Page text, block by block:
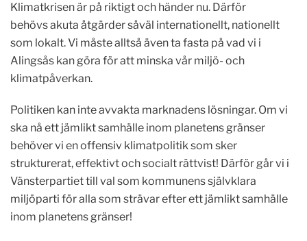
Klimatkrisen är på riktigt och händer nu. Därför
behövs akuta åtgärder såväl internationellt, nationellt
som lokalt. Vi måste alltså även ta fasta på vad vi i
Alingsås kan göra för att minska vår miljö- och
klimatpåverkan.
Politiken kan inte avvakta marknadens lösningar. Om vi
ska nå ett jämlikt samhälle inom planetens gränser
behöver vi en offensiv klimatpolitik som sker
strukturerat, effektivt och socialt rättvist! Därför går vi i
Vänsterpartiet till val som kommunens självklara
miljöparti för alla som strävar efter ett jämlikt samhälle
inom planetens gränser!